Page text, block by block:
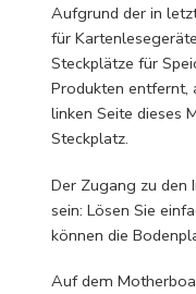
Aufgrund der in
für
Steckplätze für
Produkten entfernt,
linken Seite dieses
Steckplatz.
Der Zugang zu den
sein: Lösen Sie
können die
Auf dem